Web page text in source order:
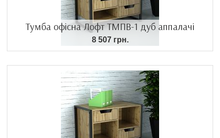
Тумба офісна Лофт ТМПВ-1 дуб аппалачі
8 507 грн.